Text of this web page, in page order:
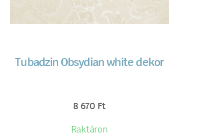
Tubadzin Obsydian white dekor
8 670 Ft
Raktáron